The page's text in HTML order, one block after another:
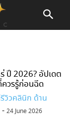
ปี 2026? อัปเดต
วรรู้ก่อนฉีด
วิวคลินิก ด้าน
- 24 June 2026